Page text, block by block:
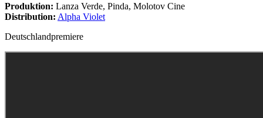
Produktion: Lanza Verde, Pinda, Molotov Cine
Distribution: Alpha Violet
Deutschlandpremiere